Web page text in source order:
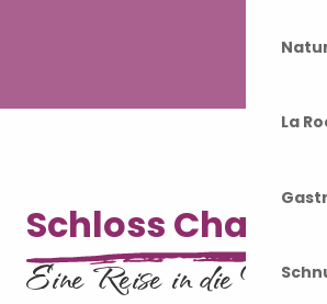
La
Schloss
Eine Reise in die